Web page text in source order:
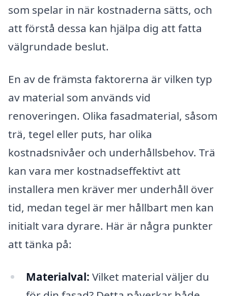
som spelar in när kostnaderna sätts, och
att förstå dessa kan hjälpa dig att fatta
välgrundade beslut.
En av de främsta faktorerna är vilken typ
av material som används vid
renoveringen. Olika fasadmaterial, såsom
trä, tegel eller puts, har olika
kostnadsnivåer och underhållsbehov. Trä
kan vara mer kostnadseffektivt att
installera men kräver mer underhåll över
tid, medan tegel är mer hållbart men kan
initialt vara dyrare. Här är några punkter
att tänka på:
Materialval: Vilket material väljer du